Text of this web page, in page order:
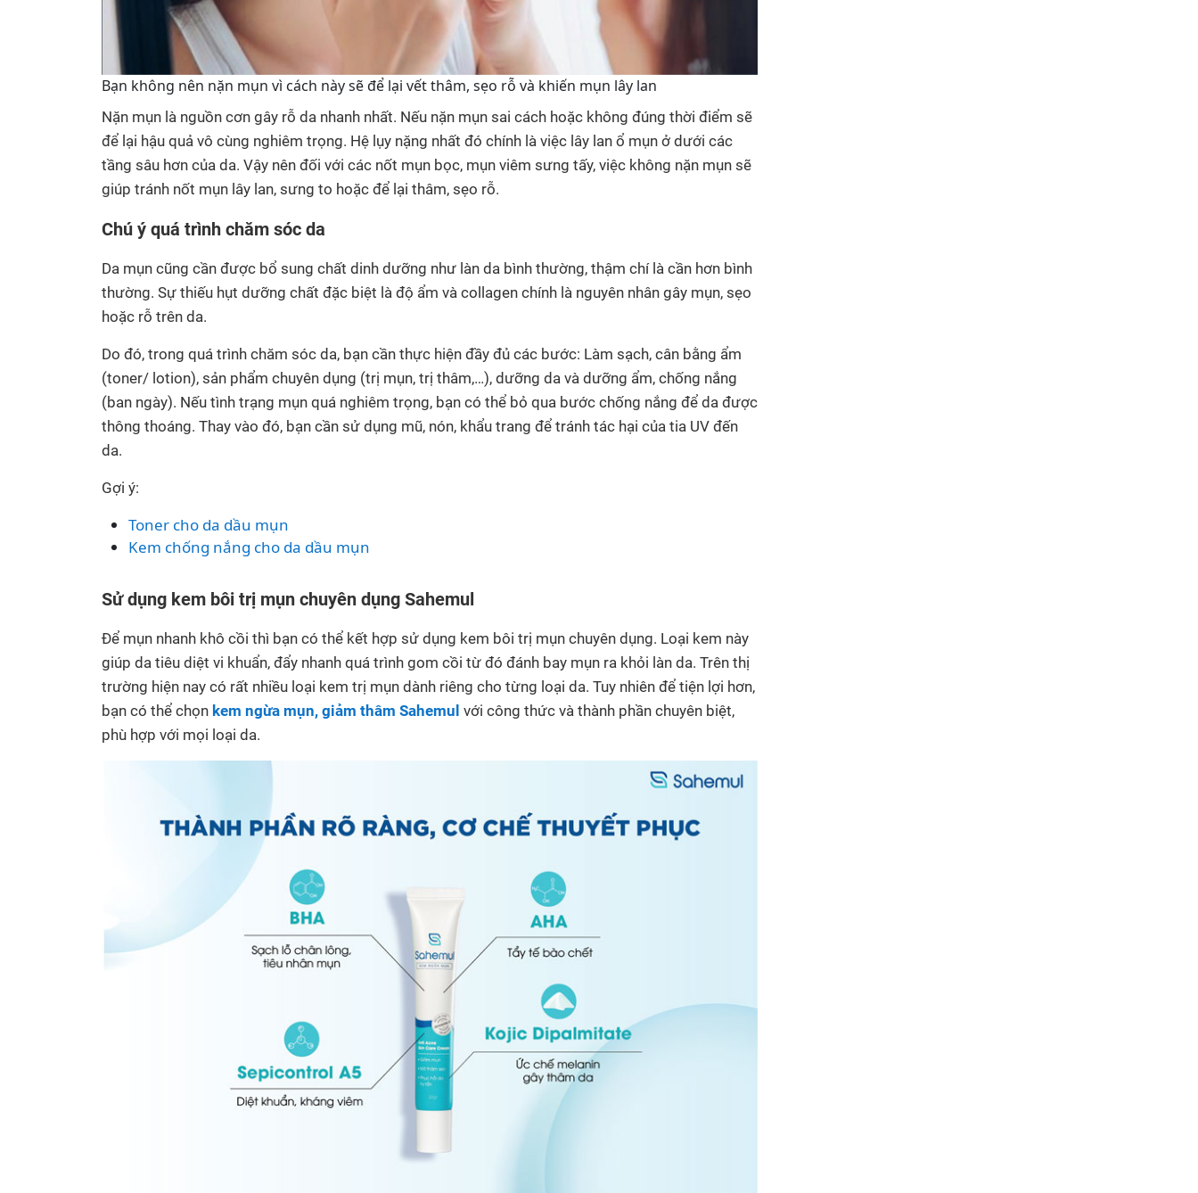
Bạn không nên nặn mụn vì cách này sẽ để lại vết thâm, sẹo rỗ và khiến mụn lây lan
Nặn mụn là nguồn cơn gây rỗ da nhanh nhất. Nếu nặn mụn sai cách hoặc không đúng thời điểm sẽ
để lại hậu quả vô cùng nghiêm trọng. Hệ lụy nặng nhất đó chính là việc lây lan ổ mụn ở dưới các
tầng sâu hơn của da. Vậy nên đối với các nốt mụn bọc, mụn viêm sưng tấy, việc không nặn mụn sẽ
giúp tránh nốt mụn lây lan, sưng to hoặc để lại thâm, sẹo rỗ.
Chú ý quá trình chăm sóc da
Da mụn cũng cần được bổ sung chất dinh dưỡng như làn da bình thường, thậm chí là cần hơn bình
thường. Sự thiếu hụt dưỡng chất đặc biệt là độ ẩm và collagen chính là nguyên nhân gây mụn, sẹo
hoặc rỗ trên da.
Do đó, trong quá trình chăm sóc da, bạn cần thực hiện đầy đủ các bước: Làm sạch, cân bằng ẩm
(toner/ lotion), sản phẩm chuyên dụng (trị mụn, trị thâm,…), dưỡng da và dưỡng ẩm, chống nắng
(ban ngày). Nếu tình trạng mụn quá nghiêm trọng, bạn có thể bỏ qua bước chống nắng để da được
thông thoáng. Thay vào đó, bạn cần sử dụng mũ, nón, khẩu trang để tránh tác hại của tia UV đến
da.
Gợi ý:
Toner cho da dầu mụn
Kem chống nắng cho da dầu mụn
Sử dụng kem bôi trị mụn chuyên dụng Sahemul
Để mụn nhanh khô cồi thì bạn có thể kết hợp sử dụng kem bôi trị mụn chuyên dụng. Loại kem này
giúp da tiêu diệt vi khuẩn, đẩy nhanh quá trình gom cồi từ đó đánh bay mụn ra khỏi làn da. Trên thị
trường hiện nay có rất nhiều loại kem trị mụn dành riêng cho từng loại da. Tuy nhiên để tiện lợi hơn,
bạn có thể chọn kem ngừa mụn, giảm thâm Sahemul với công thức và thành phần chuyên biệt,
phù hợp với mọi loại da.